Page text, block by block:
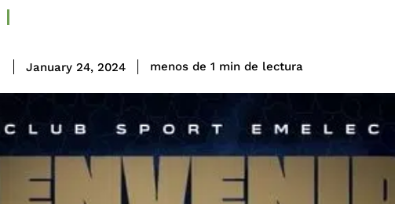
January 24, 2024 menos de 1 min de lectura